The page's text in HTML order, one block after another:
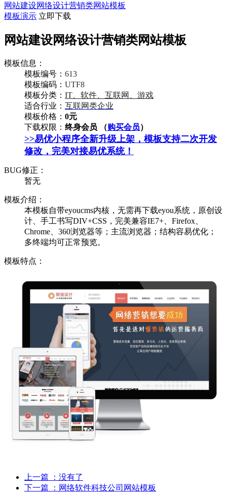
网站建设网络设计营销类网站模板
模板演示 立即下载
网站建设网络设计营销类网站模板
模板信息：
模板编号： 613
模板编码： UTF8
模板分类： IT、软件、互联网、游戏
适合行业： 互联网类企业
模板价格： 0元
下载权限： 终身会员 （购买会员）
>>易优小程序全新升级上架，模板支持二次开发
修改，完美对接易优系统！
BUG修正：
暂无
模板介绍：
本模板自带eyoucms内核，无需再下载eyou系统，原创设
计、手工书写DIV+CSS，完美兼容IE7+、Firefox、
Chrome、360浏览器等；主流浏览器；结构容易优化；
多终端均可正常预览。
模板特点：
上一篇
：没有了
下一篇
：网络软件科技公司网站模板